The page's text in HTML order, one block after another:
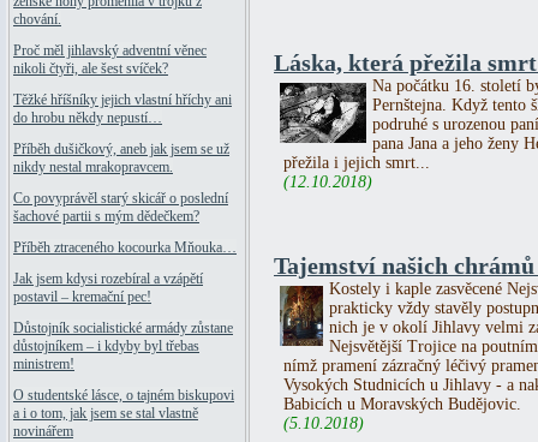
chování.
Proč měl jihlavský adventní věnec
nikoli čtyři, ale šest svíček?
Těžké hříšníky jejich vlastní hříchy ani
do hrobu někdy nepustí…
Příběh dušičkový, aneb jak jsem se už
nikdy nestal mrakopravcem.
Co povyprávěl starý skicář o poslední
šachové partii s mým dědečkem?
Příběh ztraceného kocourka Mňouka…
Jak jsem kdysi rozebíral a vzápětí
postavil – kremační pec!
Důstojník socialistické armády zůstane
důstojníkem – i kdyby byl třebas
ministrem!
O studentské lásce, o tajném biskupovi
a i o tom, jak jsem se stal vlastně
novinářem
Láska, která přežila
Na počátku 16. století
Pernštejna. Když tento
podruhé s urozenou
pana Jana a jeho ženy
přežila i jejich smrt...
(12.10.2018)
Tajemství našich
Kostely i kaple zasvěcené
prakticky vždy stavěly
nich je v okolí Jihlavy velmi
Nejsvětější Trojice na
nímž pramení zázračný léčivý
Vysokých Studnicích u Jihlavy - a
Babicích u Moravských Budějovic.
(5.10.2018)